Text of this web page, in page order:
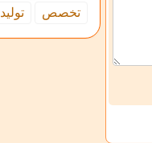
تخصص
تولید